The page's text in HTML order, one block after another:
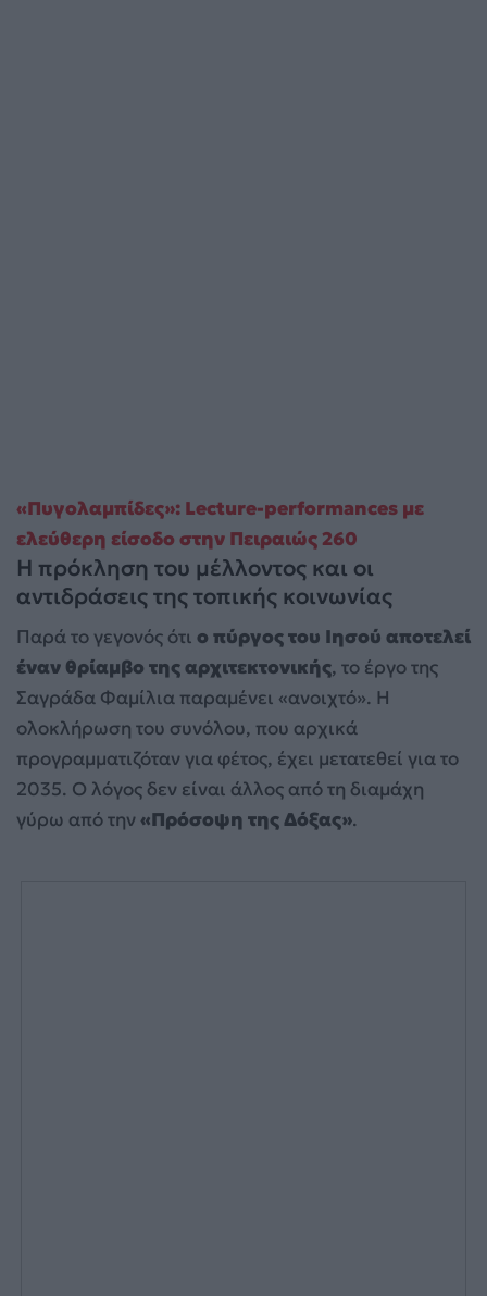
«Πυγολαμπίδες»: Lecture-performances με
ελεύθερη είσοδο στην Πειραιώς 260
Η πρόκληση του μέλλοντος και οι
αντιδράσεις της τοπικής κοινωνίας
Παρά το γεγονός ότι ο πύργος του Ιησού αποτελεί
έναν θρίαμβο της αρχιτεκτονικής, το έργο της
Σαγράδα Φαμίλια παραμένει «ανοιχτό». Η
ολοκλήρωση του συνόλου, που αρχικά
προγραμματιζόταν για φέτος, έχει μετατεθεί για το
2035. Ο λόγος δεν είναι άλλος από τη διαμάχη
γύρω από την«Πρόσοψη της Δόξας».